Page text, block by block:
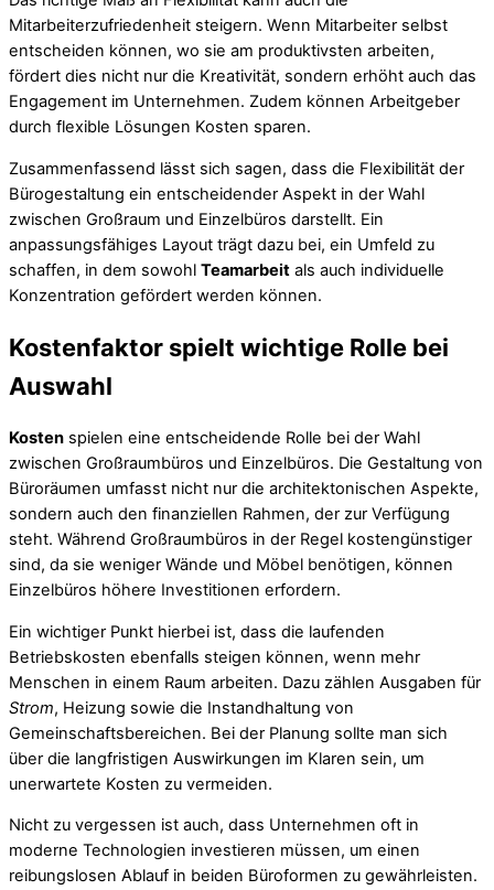
Mitarbeiterzufriedenheit steigern. Wenn Mitarbeiter selbst
entscheiden können, wo sie am produktivsten arbeiten,
fördert dies nicht nur die Kreativität, sondern erhöht auch das
Engagement im Unternehmen. Zudem können Arbeitgeber
durch flexible Lösungen Kosten sparen.
Zusammenfassend lässt sich sagen, dass die Flexibilität der
Bürogestaltung ein entscheidender Aspekt in der Wahl
zwischen Großraum und Einzelbüros darstellt. Ein
anpassungsfähiges Layout trägt dazu bei, ein Umfeld zu
schaffen, in dem sowohl Teamarbeit als auch individuelle
Konzentration gefördert werden können.
Kostenfaktor spielt wichtige Rolle bei
Auswahl
Kosten spielen eine entscheidende Rolle bei der Wahl
zwischen Großraumbüros und Einzelbüros. Die Gestaltung von
Büroräumen umfasst nicht nur die architektonischen Aspekte,
sondern auch den finanziellen Rahmen, der zur Verfügung
steht. Während Großraumbüros in der Regel kostengünstiger
sind, da sie weniger Wände und Möbel benötigen, können
Einzelbüros höhere Investitionen erfordern.
Ein wichtiger Punkt hierbei ist, dass die laufenden
Betriebskosten ebenfalls steigen können, wenn mehr
Menschen in einem Raum arbeiten. Dazu zählen Ausgaben für
Strom, Heizung sowie die Instandhaltung von
Gemeinschaftsbereichen. Bei der Planung sollte man sich
über die langfristigen Auswirkungen im Klaren sein, um
unerwartete Kosten zu vermeiden.
Nicht zu vergessen ist auch, dass Unternehmen oft in
moderne Technologien investieren müssen, um einen
reibungslosen Ablauf in beiden Büroformen zu gewährleisten.